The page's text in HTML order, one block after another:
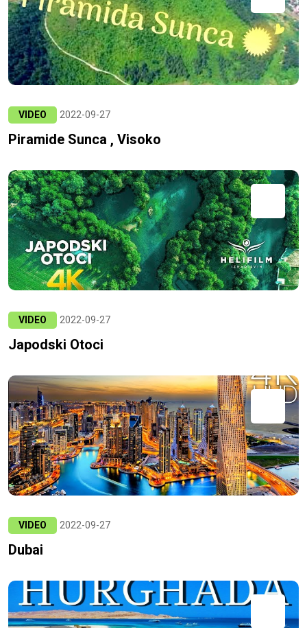
VIDEO 2022-09-27
Piramide Sunca , Visoko
VIDEO 2022-09-27
Japodski Otoci
VIDEO 2022-09-27
Dubai